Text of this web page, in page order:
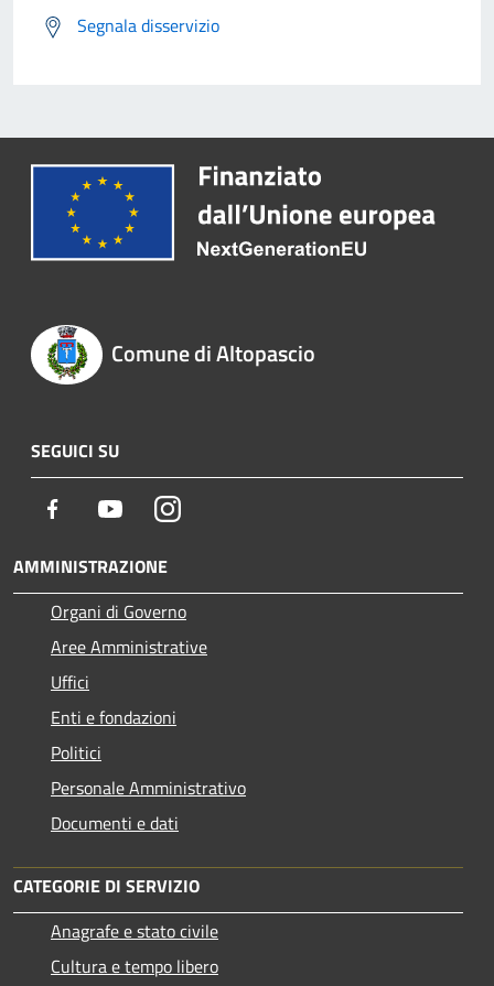
Segnala disservizio
Comune di Altopascio
SEGUICI SU
Facebook YoutubeInstagram
AMMINISTRAZIONE
Organi di Governo
Aree Amministrative
Uffici
Enti e fondazioni
Politici
Personale Amministrativo
Documenti e dati
CATEGORIE DI SERVIZIO
Anagrafe e stato civile
Cultura e tempo libero